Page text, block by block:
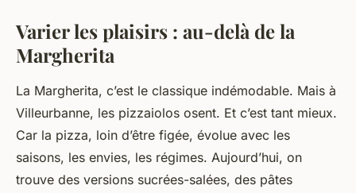
Varier les plaisirs : au-delà de la
Margherita
La Margherita, c’est le classique indémodable. Mais à
Villeurbanne, les pizzaiolos osent. Et c’est tant mieux.
Car la pizza, loin d’être figée, évolue avec les
saisons, les envies, les régimes. Aujourd’hui, on
trouve des versions sucrées-salées, des pâtes